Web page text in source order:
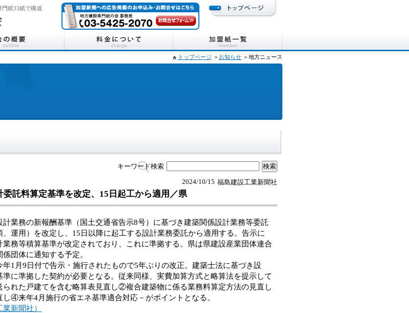
門紙33紙で構成
トップページ ＞ お知らせ ＞地方ニュース
キーワード検索
福島建設工業新聞社
2024/10/15
委託料算定基準を改定、15日起工から適用／県
業務の新報酬基準（国土交通省告示8号）に基づき建築関係設計業務等委託
運用）を改定し、15日以降に起工する設計業務委託から適用する。告示に
業務等積算基準が改定されており、これに準拠する。県は県建設産業団体連合
団体に通知する予定。
1月9日付で告示・施行されたもので5年ぶりの改正。建築士法に基づき設
に準拠した契約が必要となる。従来同様、実費加算方式と略算法を提示して
れた戸建てを含む略算表見直し②複合建築物に係る業務料算定方法の見直し
④来年4月施行の省エネ基準適合対応－がポイントとなる。
新聞社）